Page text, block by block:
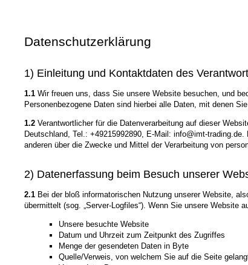
Datenschutzerklärung
1) Einleitung und Kontaktdaten des
1.1 Wir freuen uns, dass Sie unsere Website besuchen, und
Personenbezogene Daten sind hierbei alle Daten, mit denen
1.2 Verantwortlicher für die Datenverarbeitung auf dieser
Deutschland, Tel.: +49215992890, E-Mail: info@imt-
anderen über die Zwecke und Mittel der Verarbeitung von
2) Datenerfassung beim Besuch unserer
2.1 Bei der bloß informatorischen Nutzung unserer Website,
übermittelt (sog. „Server-Logfiles“). Wenn Sie unsere Website
Unsere besuchte Website
Datum und Uhrzeit zum Zeitpunkt des Zugriffes
Menge der gesendeten Daten in Byte
Quelle/Verweis, von welchem Sie auf die Seite